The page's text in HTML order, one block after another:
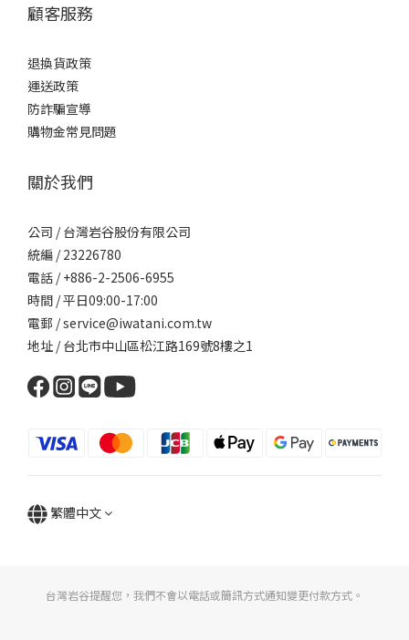
顧客服務
退換貨政策
運送政策
防詐騙宣導
購物金常見問題
關於我們
公司 / 台灣岩谷股份有限公司
統編 / 23226780
電話 / +886-2-2506-6955
時間 / 平日09:00-17:00
電郵 / service@iwatani.com.tw
地址 / 台北市中山區松江路169號8樓之1
繁體中文
台灣岩谷提醒您，我們不會以電話或簡訊方式通知變更付款方式。